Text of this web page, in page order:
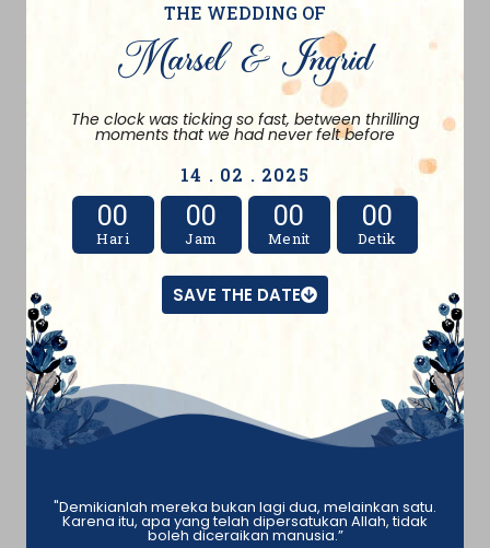
THE WEDDING OF
Marsel & Ingrid
The clock was ticking so fast, between thrilling
moments that we had never felt before
14 . 02 . 2025
00
Hari
00
Jam
00
Menit
00
Detik
SAVE THE DATE
"Demikianlah mereka bukan lagi dua, melainkan satu.
Karena itu, apa yang telah dipersatukan Allah, tidak
boleh diceraikan manusia.”